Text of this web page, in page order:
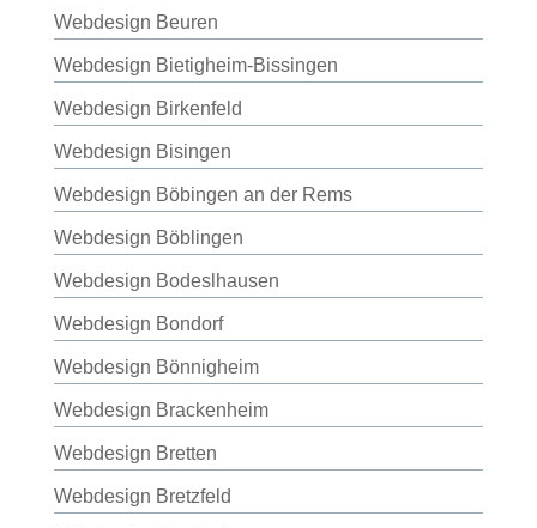
Webdesign Beuren
Webdesign Bietigheim-Bissingen
Webdesign Birkenfeld
Webdesign Bisingen
Webdesign Böbingen an der Rems
Webdesign Böblingen
Webdesign Bodeslhausen
Webdesign Bondorf
Webdesign Bönnigheim
Webdesign Brackenheim
Webdesign Bretten
Webdesign Bretzfeld